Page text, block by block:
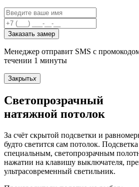
Заказать замер
Менеджер отправит SMS с
течении 1 минуты
Закрытьx
Светопрозрачный
натяжной потолок
За счёт скрытой подсветки и
будто светится сам потолок.
специальным, светопрозрачным
нажатии на клавишу выключателя,
ультрасовременный светильник.